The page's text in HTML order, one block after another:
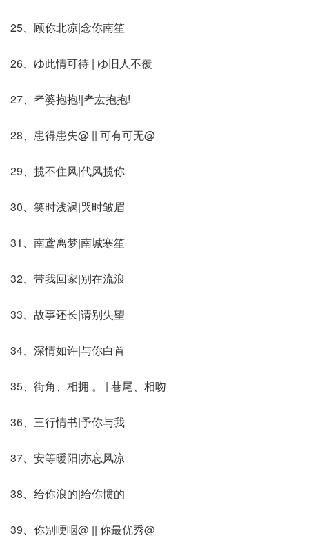
25、顾你北凉|念你南笙
26、ゆ此情可待 | ゆ旧人不覆
27、耂婆抱抱!|耂厷抱抱!
28、患得患失@ || 可有可无@
29、揽不住风|代风揽你
30、笑时浅涡|哭时皱眉
31、南鸢离梦|南城寒笙
32、带我回家|别在流浪
33、故事还长|请别失望
34、深情如许|与你白首
35、街角、相拥 。 | 巷尾、相吻
36、三行情书|予你与我
37、安等暖阳|亦忘风凉
38、给你浪的|给你惯的
39、你别哽咽@ || 你最优秀@